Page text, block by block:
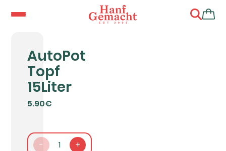
AutoPot
Topf
15Liter
5.90€
- 1 +